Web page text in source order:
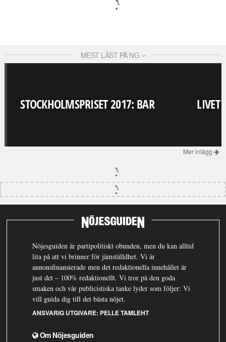
MEST LÄST PÅ NG
STOCKHOLMSPRISET 2017: BAR LIVET
Mer inlägg
Nöjesguiden är partipolitiskt obunden, men du kan alltid
lita på att vi brinner för jämställdhet. Vi är
annonsfinansierade men det redaktionella innehållet är
just det – 100% redaktionellt. Vi tror på den goda
smaken och vår publicistiska tanke lyder som följer: Vi
vill guida dig till det bästa nöjet.
ANSVARIG UTGIVARE: PELLE TAMLEHT
Om Nöjesguiden